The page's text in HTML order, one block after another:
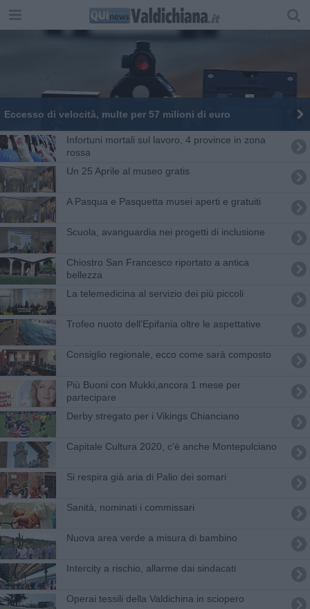
Eccesso di velocità, multe per 57 milioni di euro
Infortuni mortali sul lavoro, 4 province in zona
rossa
Un 25 Aprile al museo gratis
A Pasqua e Pasquetta musei aperti e gratuiti
Scuola, avanguardia nei progetti di inclusione
Chiostro San Francesco riportato a antica
bellezza
La telemedicina al servizio dei più piccoli
Trofeo nuoto dell'Epifania oltre le aspettative
Consiglio regionale, ecco come sarà composto
​Più Buoni con Mukki,ancora 1 mese per
partecipare
Derby stregato per i Vikings Chianciano
Capitale Cultura 2020, c'è anche Montepulciano
Si respira già aria di Palio dei somari
Sanità, nominati i commissari
Nuova area verde a misura di bambino
Intercity a rischio, allarme dai sindacati
Operai tessili della Valdichina in sciopero